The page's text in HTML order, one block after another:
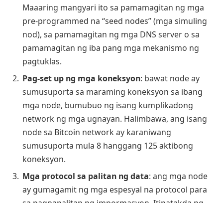
Maaaring mangyari ito sa pamamagitan ng mga
pre-programmed na “seed nodes” (mga simuling
nod), sa pamamagitan ng mga DNS server o sa
pamamagitan ng iba pang mga mekanismo ng
pagtuklas.
Pag-set up ng mga koneksyon: bawat node ay
sumusuporta sa maraming koneksyon sa ibang
mga node, bumubuo ng isang kumplikadong
network ng mga ugnayan. Halimbawa, ang isang
node sa Bitcoin network ay karaniwang
sumusuporta mula 8 hanggang 125 aktibong
koneksyon.
Mga protocol sa palitan ng data: ang mga node
ay gumagamit ng mga espesyal na protocol para